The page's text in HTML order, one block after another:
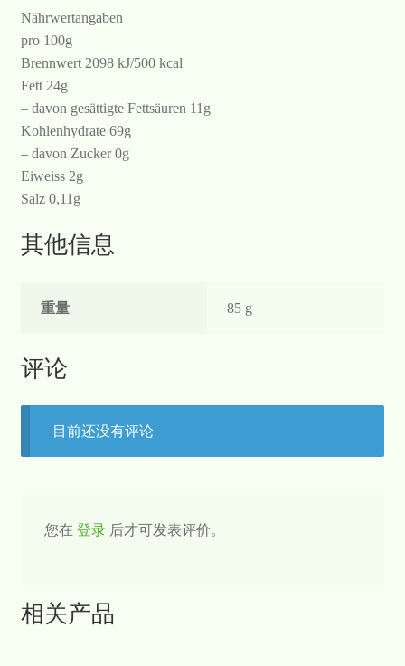
Nährwertangaben
pro 100g
Brennwert 2098 kJ/500 kcal
Fett 24g
– davon gesättigte Fettsäuren 11g
Kohlenhydrate 69g
– davon Zucker 0g
Eiweiss 2g
Salz 0,11g
其他信息
重量 85 g
评论
目前还没有评论
您在 登录后才可发表评价。
相关产品